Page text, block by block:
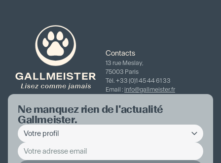
Contacts
13 rue Meslay,
75003 Paris
Tél. +33 (0)1 45 44 61 33
Email : info@gallmeister.fr
Ne manquez rien de l'actualité
Gallmeister.